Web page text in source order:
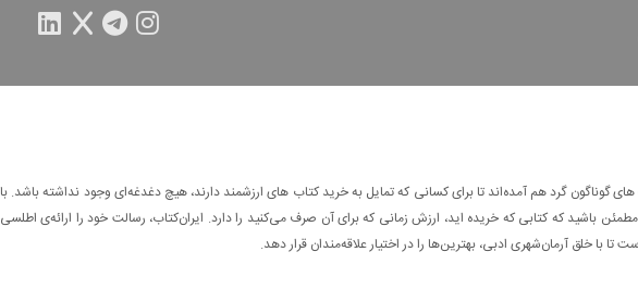
گرد هم آمده‌اند تا برای کسانی که تمایل به خرید کتاب های ارزشمند دارند، هیچ دغدغه‌ای وجود نداشته باشد. با
باشید که کتابی که خریده اید، ارزش زمانی که برای آن صرف می‌کنید را دارد. ایران‌کتاب، رسالت خود را ارائه‌ی اطلسی
با خلق آرمان‌شهری ادبی، بهترین‌ها را در اختیار علاقه‌مندان قرار دهد.